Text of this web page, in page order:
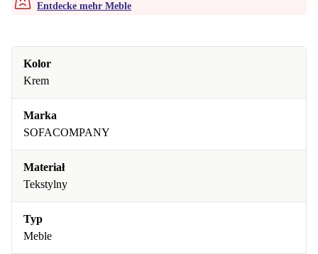
Entdecke mehr Meble
Kolor
Krem
Marka
SOFACOMPANY
Materiał
Tekstylny
Typ
Meble